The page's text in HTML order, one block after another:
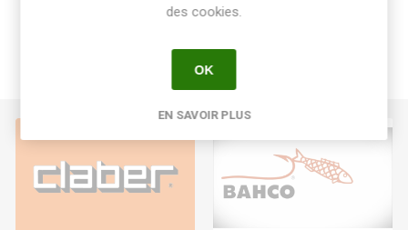
des cookies.
OK
EN SAVOIR PLUS